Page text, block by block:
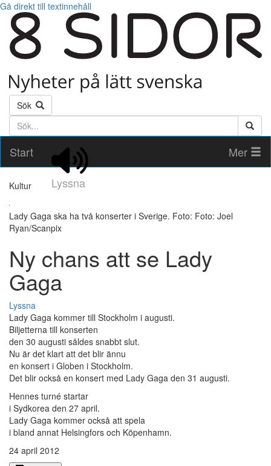
Gå direkt till textinnehåll
Sök
Söktext
Start
Lyssna
Mer
Kultur
Lady Gaga ska ha två konserter i Sverige. Foto: Foto: Joel
Ryan/Scanpix
Ny chans att se Lady
Gaga
Lyssna
Lady Gaga kommer till Stockholm i augusti.
Biljetterna till konserten
den 30 augusti såldes snabbt slut.
Nu är det klart att det blir ännu
en konsert i Globen i Stockholm.
Det blir också en konsert med Lady Gaga den 31 augusti.
Hennes turné startar
i Sydkorea den 27 april.
Lady Gaga kommer också att spela
i bland annat Helsingfors och Köpenhamn.
24 april 2012